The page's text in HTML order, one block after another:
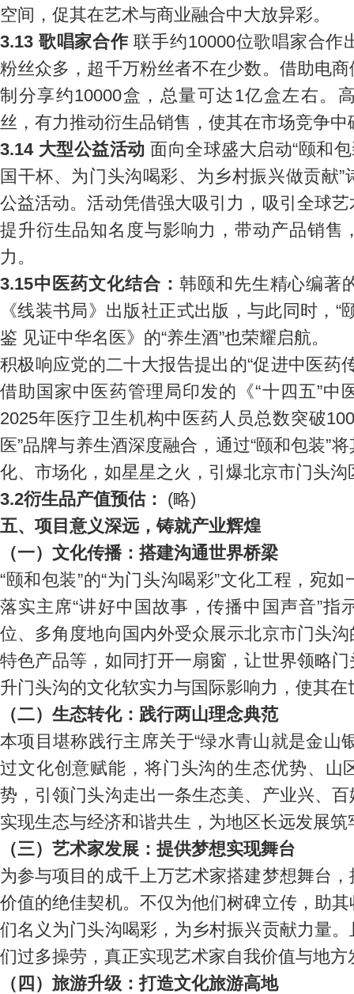
空间，促其在艺术与商业融合中大放异彩。
3.13 歌唱家合作联手约10000位歌唱家合作
粉丝众多，超千万粉丝者不在少数。借助电
制分享约10000盒，总量可达1亿盒左右。
丝，有力推动衍生品销售，使其在市场竞争中
3.14 大型公益活动 面向全球盛大启动“颐和
国干杯、为门头沟喝彩、为乡村振兴做贡献
公益活动。活动凭借强大吸引力，吸引全球
提升衍生品知名度与影响力，带动产品销售
力。
3.15中医药文化结合： 韩颐和先生精心编著
《线装书局》出版社正式出版，与此同时，“
鉴 见证中华名医》的“养生酒”也荣耀启航。
积极响应党的二十大报告提出的“促进中医药
借助国家中医药管理局印发的《“十四五”中
2025年医疗卫生机构中医药人员总数突破
医”品牌与养生酒深度融合，通过“颐和包装”
化、市场化，如星星之火，引爆北京市门头沟
3.2衍生品产值预估： (略)
五、项目意义深远，铸就产业辉煌
（一）文化传播：搭建沟通世界桥梁
“颐和包装”的“为门头沟喝彩”文化工程，宛
落实主席“讲好中国故事，传播中国声音”指
位、多角度地向国内外受众展示北京市门头
特色产品等，如同打开一扇窗，让世界领略
升门头沟的文化软实力与国际影响力，使其
（二）生态转化：践行两山理念典范
本项目堪称践行主席关于“绿水青山就是金山
过文化创意赋能，将门头沟的生态优势、山
势，引领门头沟走出一条生态美、产业兴、
实现生态与经济和谐共生，为地区长远发展筑
（三）艺术家发展：提供梦想实现舞台
为参与项目的成千上万艺术家搭建梦想舞台
价值的绝佳契机。不仅为他们树碑立传，助
们名义为门头沟喝彩，为乡村振兴贡献力量
们过多操劳，真正实现艺术家自我价值与地方
（四）旅游升级：打造文化旅游高地